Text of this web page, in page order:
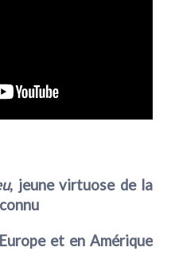
, jeune virtuose de la
et en Amérique